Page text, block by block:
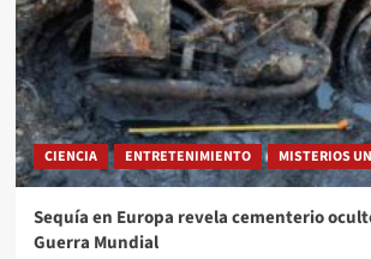
CIENCIA ENTRETENIMIENTO MISTERIOS
Sequía en Europa revela cementerio
Guerra Mundial